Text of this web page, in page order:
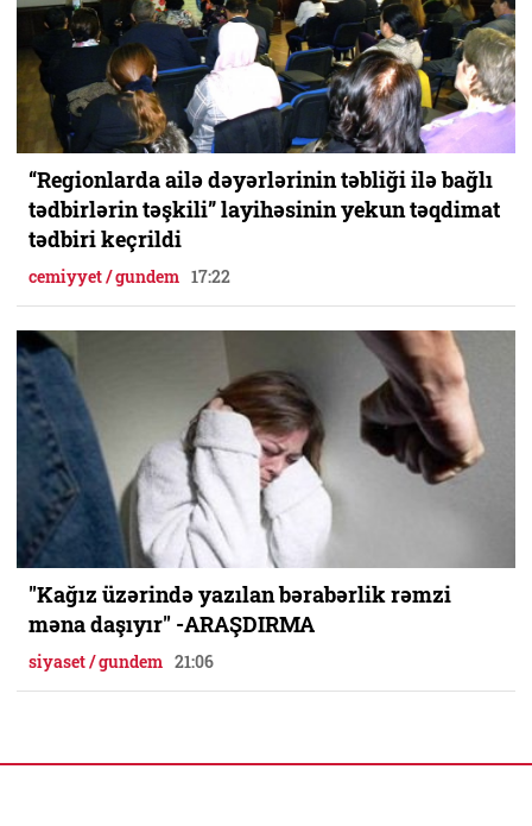
“Regionlarda ailə dəyərlərinin təbliği ilə bağlı
tədbirlərin təşkili” layihəsinin yekun təqdimat
tədbiri keçrildi
cemiyyet / gundem 17:22
"Kağız üzərində yazılan bərabərlik rəmzi
məna daşıyır" -ARAŞDIRMA
siyaset / gundem 21:06